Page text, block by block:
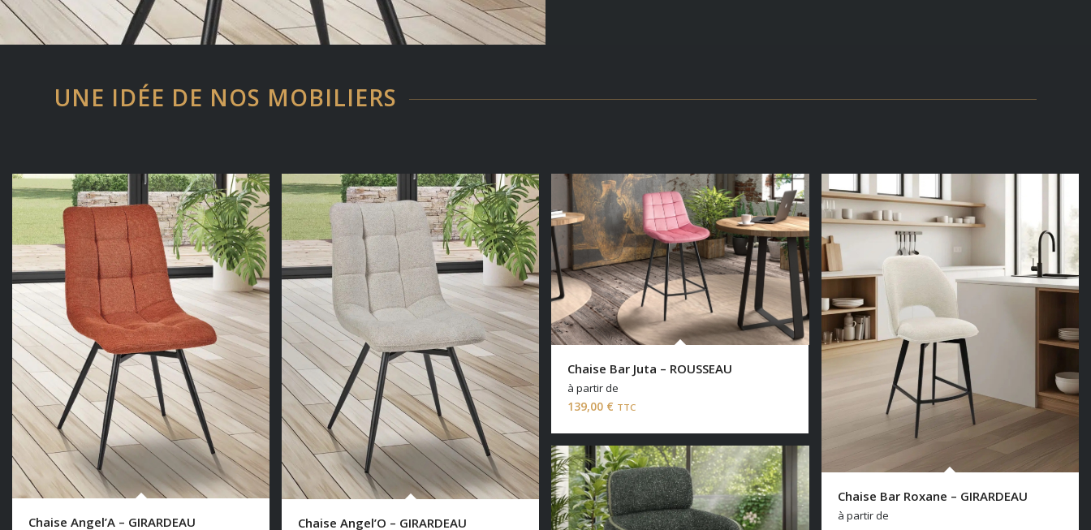
UNE IDÉE DE NOS MOBILIERS
Chaise Angel’A – GIRARDEAU Chaise Angel’O – GIRARDEAU
Chaise Bar Juta – ROUSSEAU
à partir de
139,00 € TTC
Chaise Bar Roxane – GIRARDEAU
à partir de